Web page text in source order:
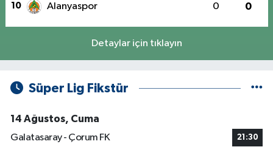
10 Alanyaspor 0 0
Detaylar için tıklayın
Süper Lig Fikstür
14 Ağustos, Cuma
Galatasaray - Çorum FK
21:30